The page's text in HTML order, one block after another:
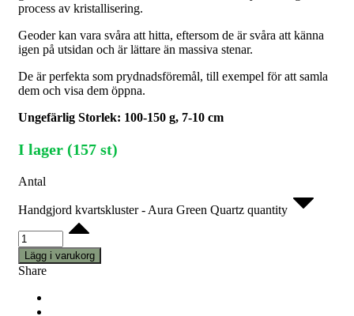
process av kristallisering.
Geoder kan vara svåra att hitta, eftersom de är svåra att känna
igen på utsidan och är lättare än massiva stenar.
De är perfekta som prydnadsföremål, till exempel för att samla
dem och visa dem öppna.
Ungefärlig Storlek: 100-150 g, 7-10 cm
I lager (157 st)
Antal
Handgjord kvartskluster - Aura Green Quartz quantity
Lägg i varukorg
Share